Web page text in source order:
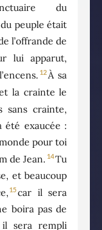
du
peuple était
l’offrande de
lui apparut,
12À sa
la crainte le
sans crainte,
été exaucée :
pour toi
de Jean. 14Tu
et beaucoup
15car il sera
boira pas de
sera rempli